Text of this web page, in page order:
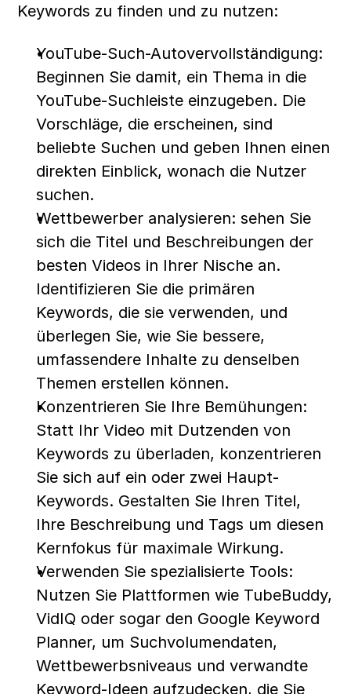
Keywords zu finden und zu nutzen:
YouTube-Such-Autovervollständigung:
Beginnen Sie damit, ein Thema in die
YouTube-Suchleiste einzugeben. Die
Vorschläge, die erscheinen, sind
beliebte Suchen und geben Ihnen einen
direkten Einblick, wonach die Nutzer
suchen.
Wettbewerber analysieren: sehen Sie
sich die Titel und Beschreibungen der
besten Videos in Ihrer Nische an.
Identifizieren Sie die primären
Keywords, die sie verwenden, und
überlegen Sie, wie Sie bessere,
umfassendere Inhalte zu denselben
Themen erstellen können.
Konzentrieren Sie Ihre Bemühungen:
Statt Ihr Video mit Dutzenden von
Keywords zu überladen, konzentrieren
Sie sich auf ein oder zwei Haupt-
Keywords. Gestalten Sie Ihren Titel,
Ihre Beschreibung und Tags um diesen
Kernfokus für maximale Wirkung.
Verwenden Sie spezialisierte Tools:
Nutzen Sie Plattformen wie TubeBuddy,
VidIQ oder sogar den Google Keyword
Planner, um Suchvolumendaten,
Wettbewerbsniveaus und verwandte
Keyword-Ideen aufzudecken, die Sie